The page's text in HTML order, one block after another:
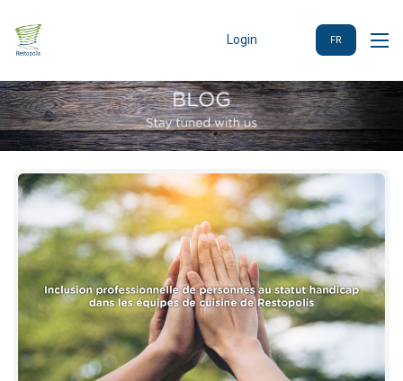
Login FR